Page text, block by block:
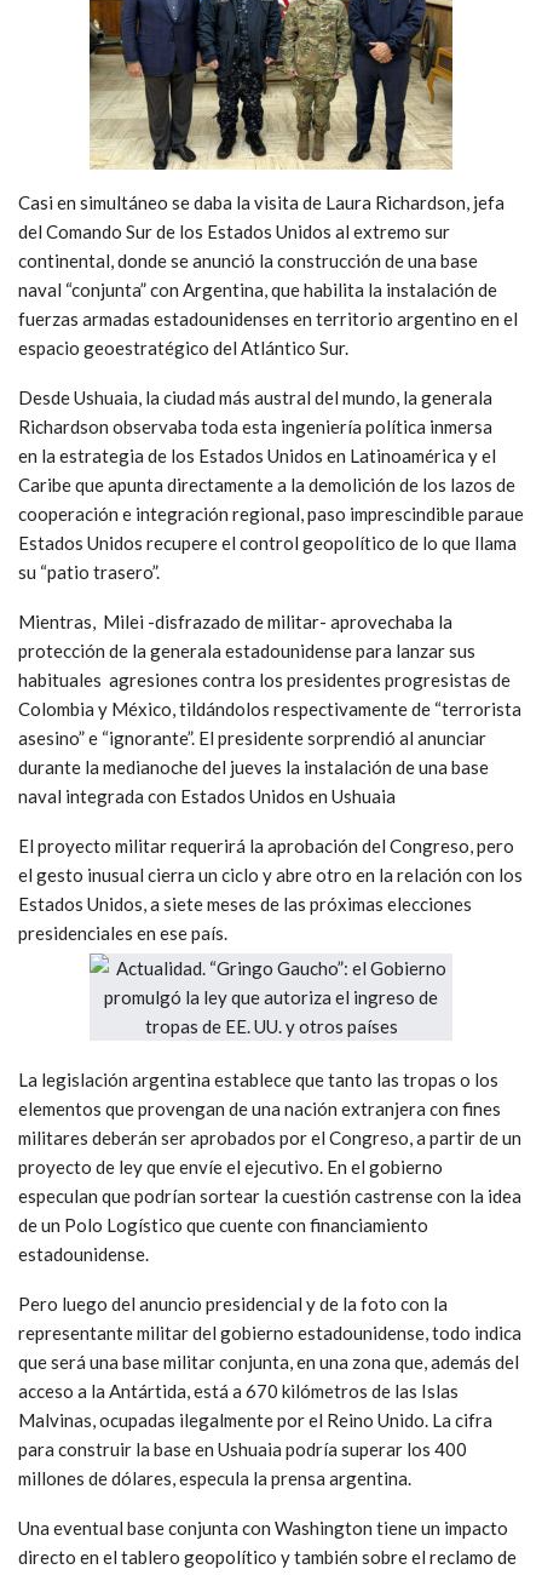
Casi en simultáneo se daba la visita de Laura Richardson, jefa
del Comando Sur de los Estados Unidos al extremo sur
continental, donde se anunció la construcción de una base
naval “conjunta” con Argentina, que habilita la instalación de
fuerzas armadas estadounidenses en territorio argentino en el
espacio geoestratégico del Atlántico Sur.
Desde Ushuaia, la ciudad más austral del mundo, la generala
Richardson observaba toda esta ingeniería política inmersa
en la estrategia de los Estados Unidos en Latinoamérica y el
Caribe que apunta directamente a la demolición de los lazos de
cooperación e integración regional, paso imprescindible paraue
Estados Unidos recupere el control geopolítico de lo que llama
su “patio trasero”.
Mientras, Milei -disfrazado de militar- aprovechaba la
protección de la generala estadounidense para lanzar sus
habituales agresiones contra los presidentes progresistas de
Colombia y México, tildándolos respectivamente de “terrorista
asesino” e “ignorante”. El presidente sorprendió al anunciar
durante la medianoche del jueves la instalación de una base
naval integrada con Estados Unidos en Ushuaia
El proyecto militar requerirá la aprobación del Congreso, pero
el gesto inusual cierra un ciclo y abre otro en la relación con los
Estados Unidos, a siete meses de las próximas elecciones
presidenciales en ese país.
La legislación argentina establece que tanto las tropas o los
elementos que provengan de una nación extranjera con fines
militares deberán ser aprobados por el Congreso, a partir de un
proyecto de ley que envíe el ejecutivo. En el gobierno
especulan que podrían sortear la cuestión castrense con la idea
de un Polo Logístico que cuente con financiamiento
estadounidense.
Pero luego del anuncio presidencial y de la foto con la
representante militar del gobierno estadounidense, todo indica
que será una base militar conjunta, en una zona que, además del
acceso a la Antártida, está a 670 kilómetros de las Islas
Malvinas, ocupadas ilegalmente por el Reino Unido. La cifra
para construir la base en Ushuaia podría superar los 400
millones de dólares, especula la prensa argentina.
Una eventual base conjunta con Washington tiene un impacto
directo en el tablero geopolítico y también sobre el reclamo de